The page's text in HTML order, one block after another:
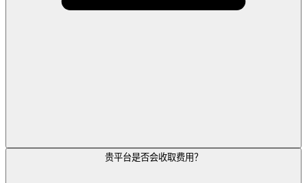
贵平台是否会收取费用？